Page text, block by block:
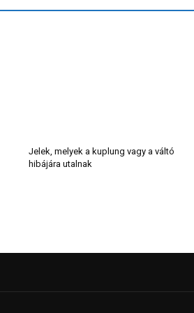
Jelek, melyek a kuplung vagy a váltó
hibájára utalnak